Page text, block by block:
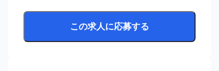
この求人に応募する